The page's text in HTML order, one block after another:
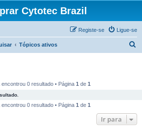
Cytotec Brazil
Ligue-se
Registe-se
Tópicos ativos
s
encontrou 0 resultado • Página 1 de 1
encontrou 0 resultado • Página 1 de 1
Ir para